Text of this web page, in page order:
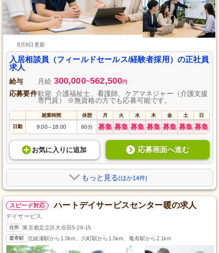
8月8日更新
入居相談員（フィールドセールス/経験者採用）の正社員
求人
給与 月給 300,000~562,500円
応募要件歓迎: 介護福祉士、看護師、ケアマネジャー（介護支援
専門員） ※無資格の方でも応募可能です。
就業時間 休憩 月 火 水 木 金 土 日
日勤 9:00～ 18:00 60分 募集 募集 募集 募集 募集 募集 募集
お気に入り に追加 応募画面へ進む
もっと見る(ほか14件)
スピード対応 ハートデイサービスセンター暖の求人
デイサービス
住所 東京都足立区大谷田5-28-15
最寄駅 北綾瀬駅から1.0km、六町駅から1.5km、亀有駅から2.1km